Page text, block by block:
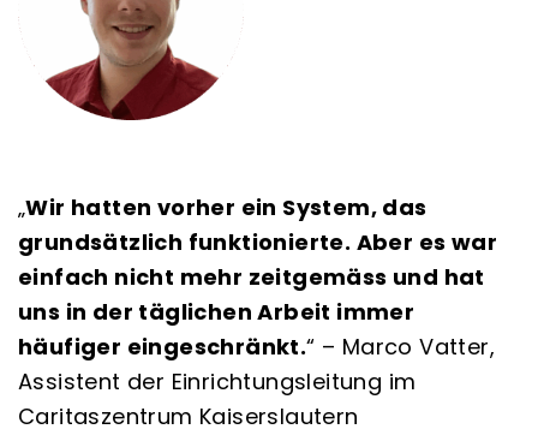
„Wir hatten vorher ein System, das
grundsätzlich funktionierte. Aber es war
einfach nicht mehr zeitgemäss und hat
uns in der täglichen Arbeit immer
häufiger eingeschränkt.“ – Marco Vatter,
Assistent der Einrichtungsleitung im
Caritaszentrum Kaiserslautern